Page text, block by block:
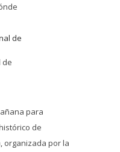
de
para
de
organizada por la